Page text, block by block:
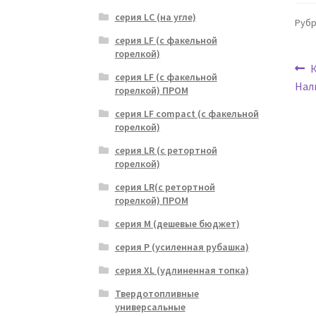
серия LC (на угле)
серия LF (с факельной
горелкой)
серия LF (с факельной
горелкой) ПРОМ
серия LF compact (с факельной
горелкой)
серия LR (с ретортной
горелкой)
серия LR(с ретортной
горелкой) ПРОМ
серия M (дешевые бюджет)
серия P (усиленная рубашка)
серия XL (удлиненная топка)
Твердотопливные
универсальные